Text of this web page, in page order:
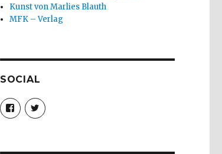
Kunst von Marlies Blauth
MFK – Verlag
SOCIAL
Profil
von
christoph.fleischer1
anzeigen
Profil
von
anzeigen